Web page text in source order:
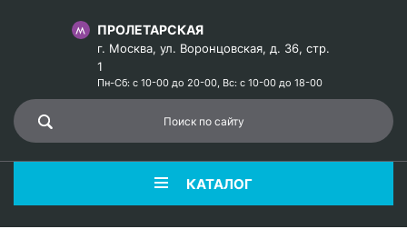
ПРОЛЕТАРСКАЯ
г. Москва, ул. Воронцовская, д. 36, стр.
1
Пн-Сб: с 10-00 до 20-00, Вс: с 10-00 до 18-00
КАТАЛОГ